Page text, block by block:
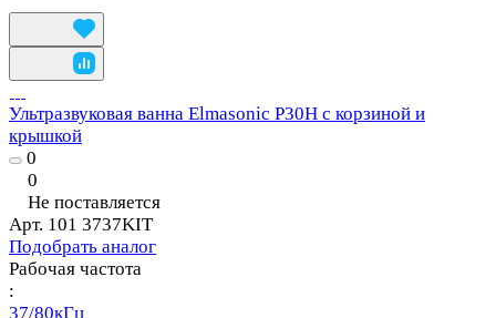
Ультразвуковая ванна Elmasonic P30H с корзиной и
крышкой
0
0
Не поставляется
Арт. 101 3737KIT
Подобрать аналог
Рабочая частота
:
37/80кГц